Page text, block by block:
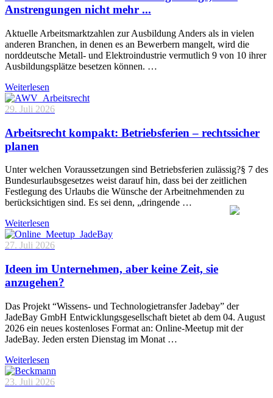
Anstrengungen nicht mehr ...
Aktuelle Arbeitsmarktzahlen zur Ausbildung Anders als in vielen
anderen Branchen, in denen es an Bewerbern mangelt, wird die
norddeutsche Metall- und Elektroindustrie vermutlich 9 von 10 ihrer
Ausbildungsplätze besetzen können. …
Weiterlesen
29. Juli 2026
Arbeitsrecht kompakt: Betriebsferien – rechtssicher
planen
Unter welchen Voraussetzungen sind Betriebsferien zulässig?§ 7 des
Bundesurlaubsgesetzes weist darauf hin, dass bei der zeitlichen
Festlegung des Urlaubs die Wünsche der Arbeitnehmenden zu
berücksichtigen sind. Es sei denn, „dringende …
Weiterlesen
27. Juli 2026
Ideen im Unternehmen, aber keine Zeit, sie
anzugehen?
Das Projekt “Wissens- und Technologietransfer Jadebay” der
JadeBay GmbH Entwicklungsgesellschaft bietet ab dem 04. August
2026 ein neues kostenloses Format an: Online-Meetup mit der
JadeBay. Jeden ersten Dienstag im Monat …
Weiterlesen
23. Juli 2026